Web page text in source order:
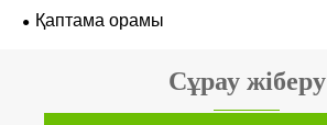
Қаптама орамы
Сұрау жіберу